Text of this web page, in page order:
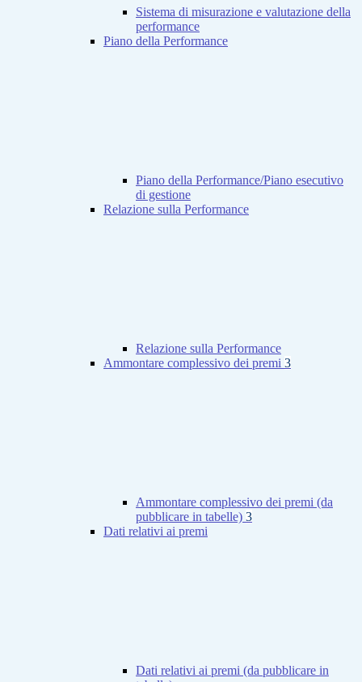
Sistema di misurazione e valutazione della
performance
Piano della Performance
Piano della Performance/Piano esecutivo
di gestione
Relazione sulla Performance
Relazione sulla Performance
Ammontare complessivo dei premi 3
Ammontare complessivo dei premi (da
pubblicare in tabelle) 3
Dati relativi ai premi
Dati relativi ai premi (da pubblicare in